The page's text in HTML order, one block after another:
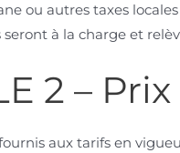
ou autres taxes
seront à la charge et
2 – Prix
aux tarifs en